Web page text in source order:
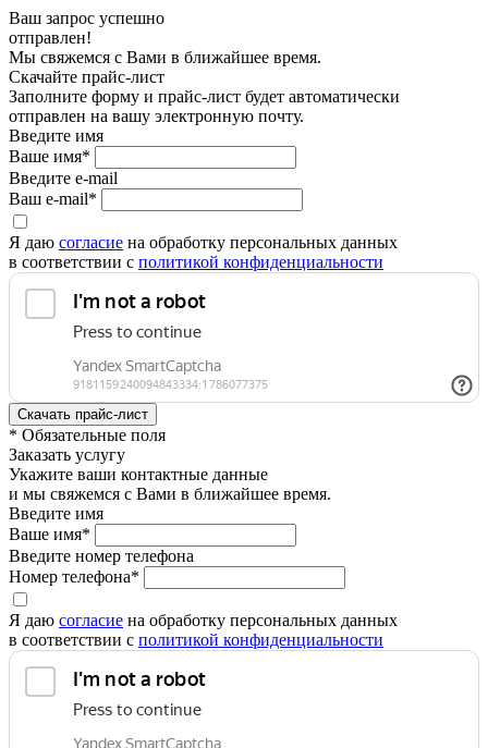
Ваш запрос успешно
отправлен!
Мы свяжемся с Вами в ближайшее время.
Скачайте прайс-лист
Заполните форму и прайс-лист будет автоматически
отправлен на вашу электронную почту.
Введите имя
Ваше имя*
Введите e-mail
Ваш e-mail*
Я даю согласие на обработку персональных данных
в соответствии с политикой конфиденциальности
* Обязательные поля
Заказать услугу
Укажите ваши контактные данные
и мы свяжемся с Вами в ближайшее время.
Введите имя
Ваше имя*
Введите номер телефона
Номер телефона*
Я даю согласие на обработку персональных данных
в соответствии с политикой конфиденциальности